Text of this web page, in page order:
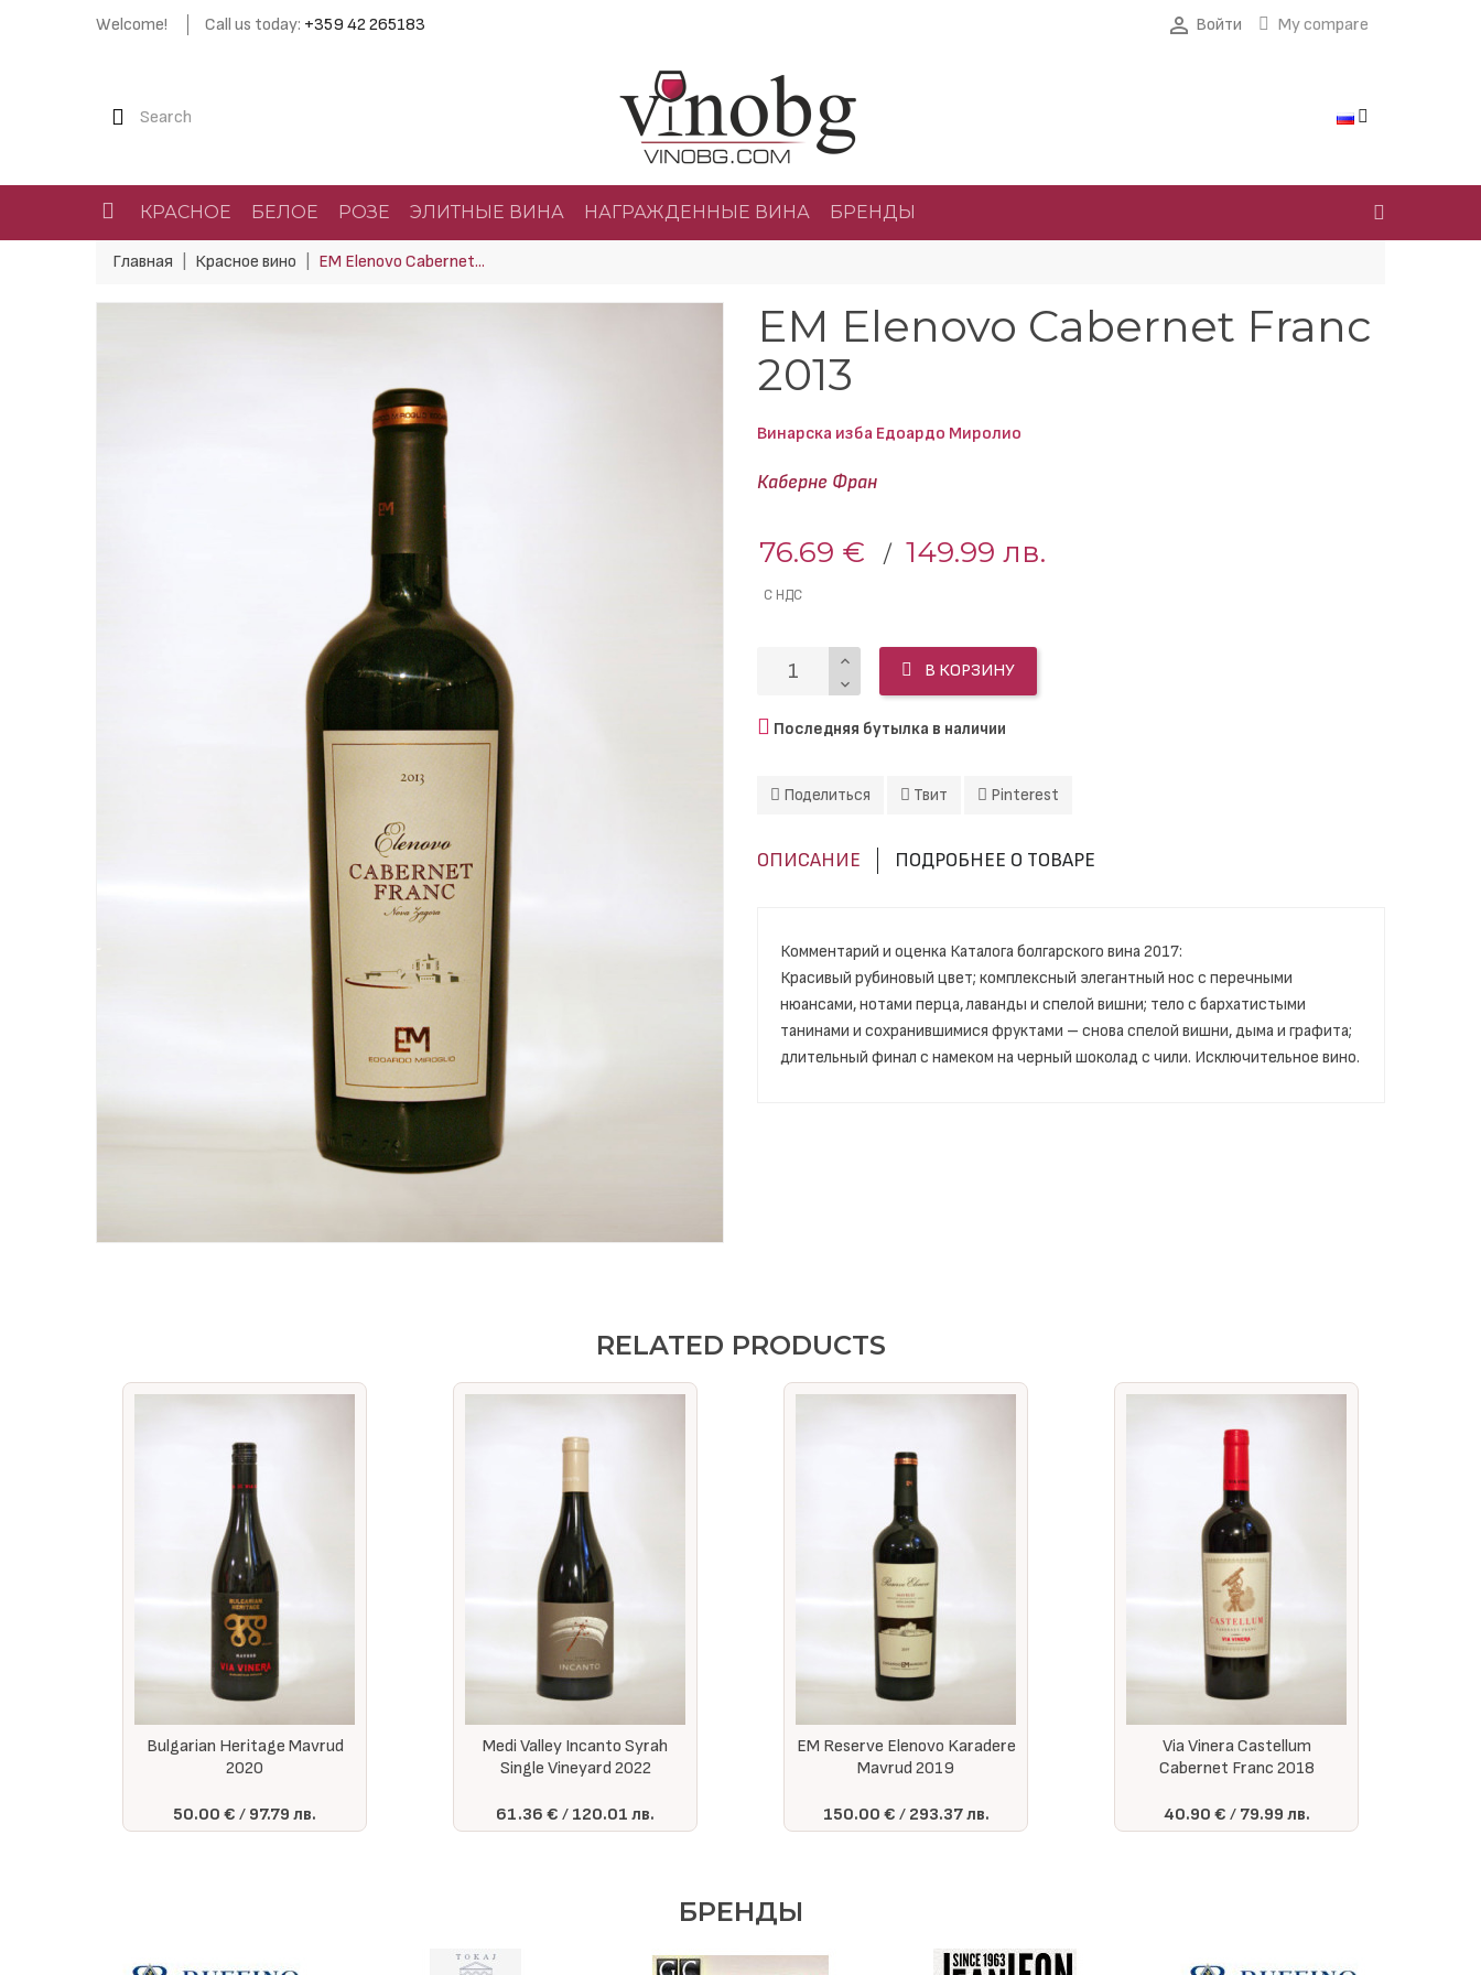
Welcome! Call us today: +359 42 265183  Войти My compare
КРАСНОЕ БЕЛОЕ РОЗЕ ЭЛИТНЫЕ ВИНА НАГРАЖДЕННЫЕ ВИНА БРЕНДЫ
Главная Красное вино EM Elenovo Cabernet...
EM Elenovo Cabernet Franc
2013
Винарска изба Едоардо Миролио
Каберне Фран
76.69 € 149.99 лв.
С НДС
В КОРЗИНУ
Последняя бутылка в наличии
Поделиться Твит Pinterest
ОПИСАНИЕ ПОДРОБНЕЕ О ТОВАРЕ
Комментарий и оценка Каталога болгарского вина 2017:
Красивый рубиновый цвет; комплексный элегантный нос с перечными
нюансами, нотами перца, лаванды и спелой вишни; тело с бархатистыми
танинами и сохранившимися фруктами – снова спелой вишни, дыма и графита;
длительный финал с намеком на черный шоколад с чили. Исключительное вино.
RELATED PRODUCTS
Bulgarian Heritage Mavrud
2020
50.00 € 97.79 лв.
Medi Valley Incanto Syrah
Single Vineyard 2022
61.36 € 120.01 лв.
EM Reserve Elenovo Karadere
Mavrud 2019
150.00 € 293.37 лв.
Via Vinera Castellum
Cabernet Franc 2018
40.90 € 79.99 лв.
БРЕНДЫ